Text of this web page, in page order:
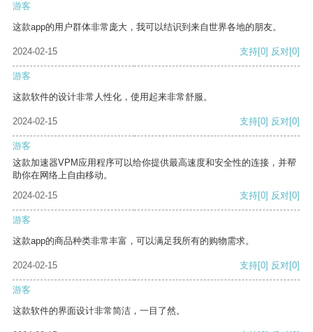
游客
这款app的用户群体非常庞大，我可以结识到来自世界各地的朋友。
2024-02-15 支持[0] 反对[0]
游客
这款软件的设计非常人性化，使用起来非常舒服。
2024-02-15 支持[0] 反对[0]
游客
这款加速器VPM应用程序可以给你提供最高速度和安全性的连接，并帮
助你在网络上自由移动。
2024-02-15
支持[0] 反对[0]
游客
这款app的商品种类非常丰富，可以满足我所有的购物需求。
2024-02-15 支持[0] 反对[0]
游客
这款软件的界面设计非常简洁，一目了然。